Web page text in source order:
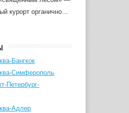
курорт органично…
Бангкок
Симферополь
Петербург-
Адлер